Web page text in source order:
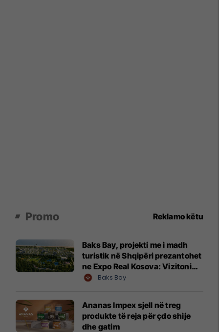
Promo Reklamo këtu
Baks Bay, projekti me i madh
turistik në Shqipëri prezantohet
ne Expo Real Kosova: Vizitoni
shtandin dhe zbuloni
Baks Bay
Ananas Impex sjell në treg
produkte të reja për çdo shije
dhe gatim